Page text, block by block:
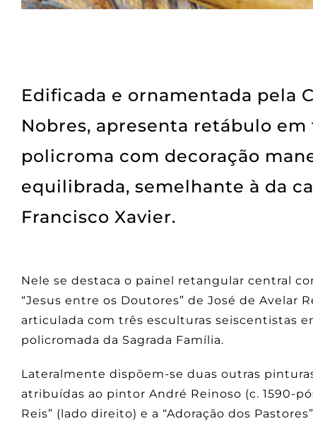
Edificada e ornamentada pela
Nobres, apresenta retábulo em
policroma com decoração
equilibrada, semelhante à da
Francisco Xavier.
Nele se destaca o painel retangular central
“Jesus entre os Doutores” de José de Avelar
articulada com três esculturas seiscentistas
policromada da Sagrada Família.
Lateralmente dispõem-se duas outras
atribuídas ao pintor André Reinoso (c. 1590-
Reis” (lado direito) e a “Adoração dos